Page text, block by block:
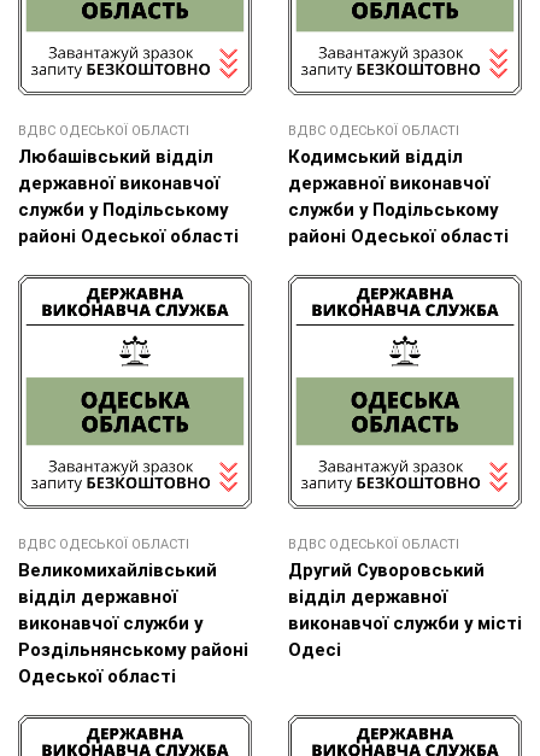
ВДВС ОДЕСЬКОЇ ОБЛАСТІ
Любашівський відділ
державної виконавчої
служби у Подільському
районі Одеської області
ВДВС ОДЕСЬКОЇ ОБЛАСТІ
Кодимський відділ
державної виконавчої
служби у Подільському
районі Одеської області
ВДВС ОДЕСЬКОЇ ОБЛАСТІ
Великомихайлівський
відділ державної
виконавчої служби у
Роздільнянському районі
Одеської області
ВДВС ОДЕСЬКОЇ ОБЛАСТІ
Другий Суворовський
відділ державної
виконавчої служби у місті
Одесі